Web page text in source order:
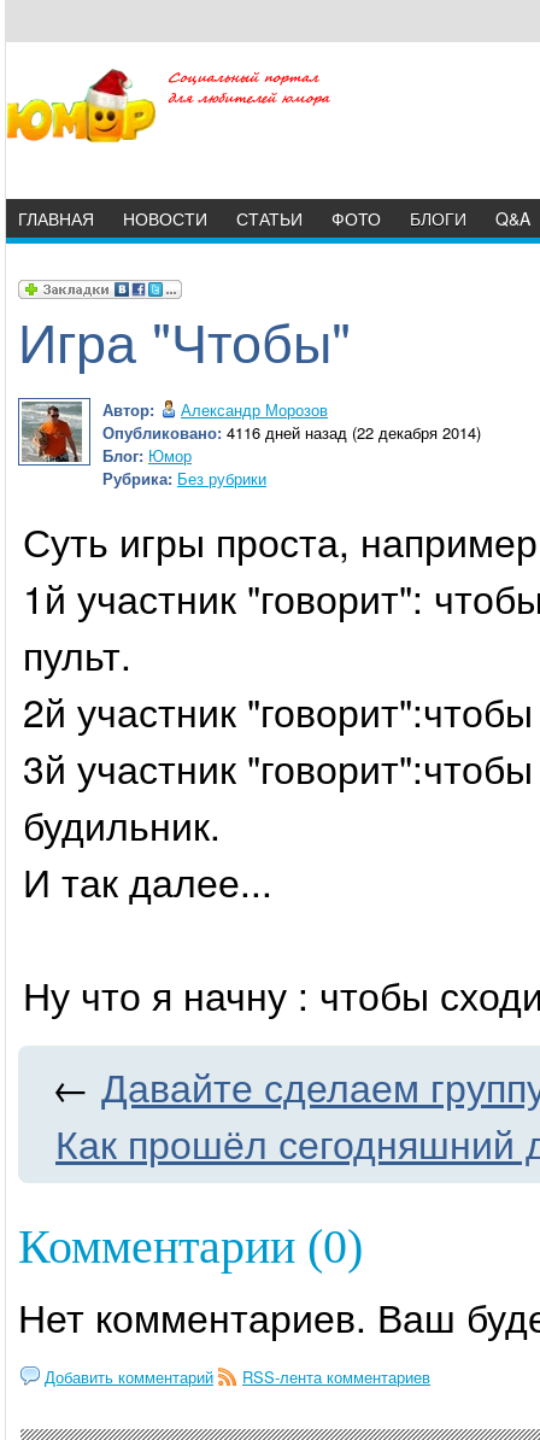
ГЛАВНАЯ НОВОСТИ СТАТЬИ ФОТО БЛОГИ Q&A
Игра "Чтобы"
Автор:
Александр Морозов
Опубликовано: 4116 дней назад (22 декабря 2014)
Блог: Юмор
Рубрика: Без рубрики
Суть игры проста,
1й участник "говорит":
пульт.
2й участник
3й участник
будильник.
И так далее...
Ну что я начну : чтобы
←Давайте сделаем
Как прошёл сегодняшний
Комментарии (0)
Нет комментариев. Ваш
Добавить комментарий RSS-лента комментариев